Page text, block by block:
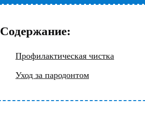
Содержание:
Профилактическая чистка
Уход за пародонтом